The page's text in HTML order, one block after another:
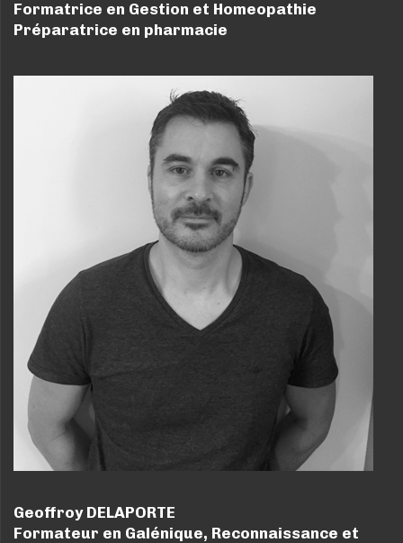
Formatrice en Gestion et Homeopathie
Préparatrice en pharmacie
Geoffroy DELAPORTE
Formateur en Galénique, Reconnaissance et